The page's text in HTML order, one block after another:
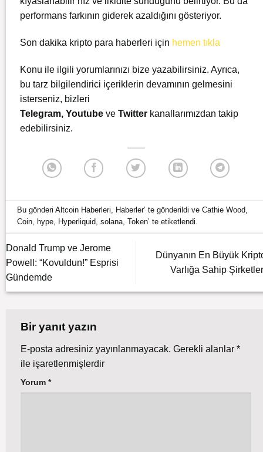
performans farkının giderek azaldığını gösteriyor.
Son dakika kripto para haberleri için hemen tıkla
Konu ile ilgili yorumlarınızı bize yazabilirsiniz. Ayrıca,
bu tarz bilgilendirici içeriklerin devamının gelmesini
isterseniz, bizleri
Telegram, Youtube ve Twitter kanallarımızdan takip
edebilirsiniz.
Bu gönderiAltcoin Haberleri Haberler’ te gönderildi veCathie Wood
Coin
hype Hyperliquid ,solana ,Token’ te etiketlendi.
Donald Trump ve Jerome
Powell: “Kovuldun!” Esprisi
Gündemde
Dünyanın En Büyük
Varlığa Sahip
Bir yanıt yazın
E-posta adresiniz yayınlanmayacak. Gerekli alanlar *
ile işaretlenmişlerdir
Yorum *